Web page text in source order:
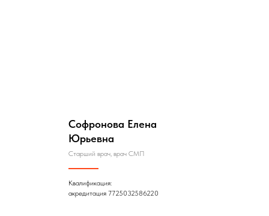
Софронова Елена
Юрьевна
Старший врач, врач СМП
Квалификация:
акредитация 7725032586220